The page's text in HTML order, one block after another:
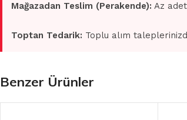
Mağazadan Teslim (Perakende): Az
Toptan Tedarik: Toplu alım
Benzer Ürünler